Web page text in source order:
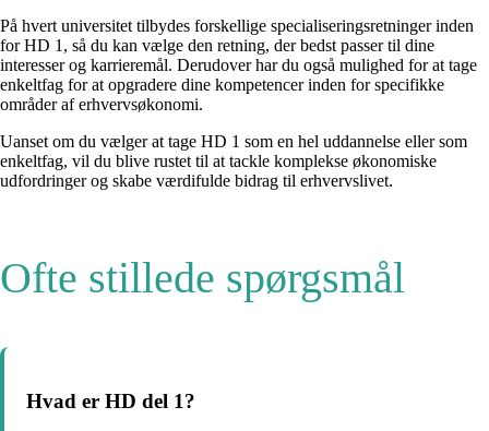
På hvert universitet tilbydes forskellige specialiseringsretninger inden
for HD 1, så du kan vælge den retning, der bedst passer til dine
interesser og karrieremål. Derudover har du også mulighed for at tage
enkeltfag for at opgradere dine kompetencer inden for specifikke
områder af erhvervsøkonomi.
Uanset om du vælger at tage HD 1 som en hel uddannelse eller som
enkeltfag, vil du blive rustet til at tackle komplekse økonomiske
udfordringer og skabe værdifulde bidrag til erhvervslivet.
Ofte stillede spørgsmål
Hvad er HD del 1?